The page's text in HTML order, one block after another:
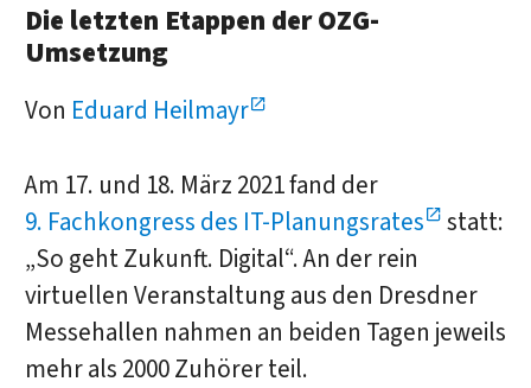
Die letzten Etappen der OZG-
Umsetzung
Von Eduard Heilmayr
Am 17. und 18. März 2021 fand der
9. Fachkongress des IT-Planungsrates
statt:
„So geht Zukunft. Digital“. An der rein
virtuellen Veranstaltung aus den Dresdner
Messehallen nahmen an beiden Tagen jeweils
mehr als 2000 Zuhörer teil.